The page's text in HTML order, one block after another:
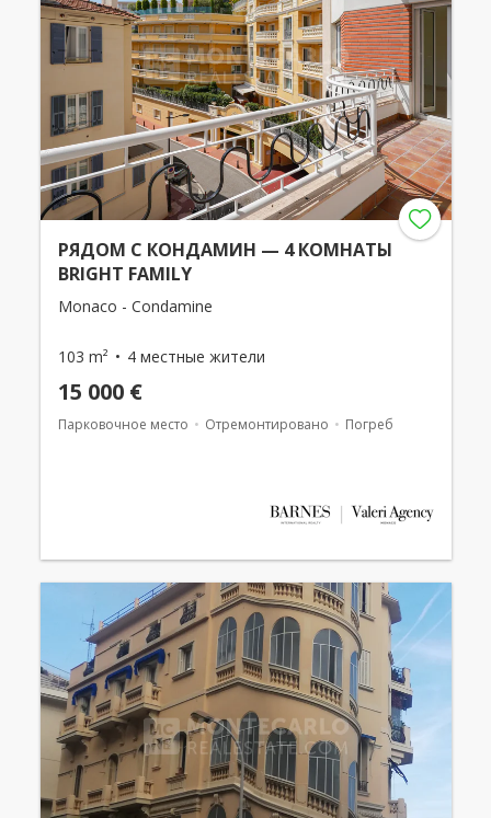
РЯДОМ С КОНДАМИН — 4 КОМНАТЫ
BRIGHT FAMILY
Monaco - Condamine
103 m² 4 местные жители
15 000 €
Парковочное место Отремонтировано Погреб